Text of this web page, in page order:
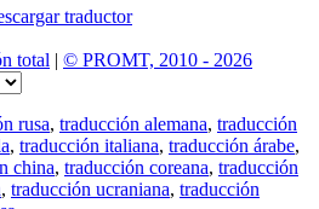
total | © PROMT, 2010 - 2026
rusa, traducción alemana, traducción
, traducción italiana, traducción árabe,
china, traducción coreana, traducción
, traducción ucraniana, traducción